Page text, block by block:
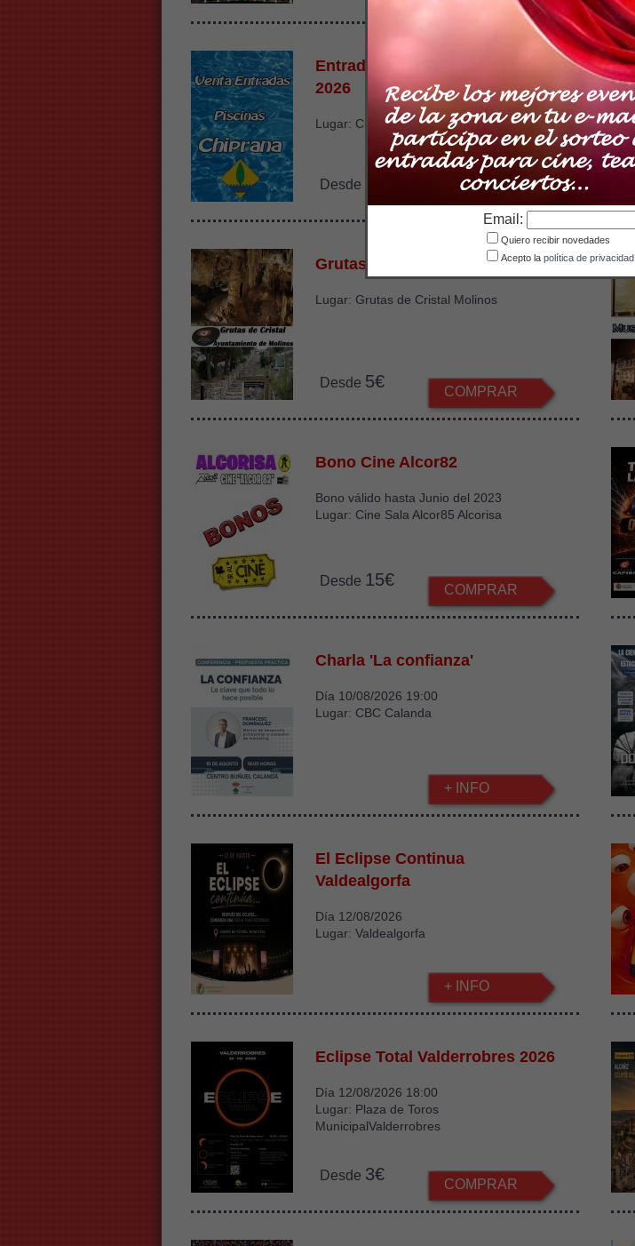
Email:
Quiero recibir novedades
Acepto la política de privacidad.
Entradas Piscinas Chiprana
2026
Lugar: Chiprana
Desde
COMPRAR
Grutas de Cristal 2025-2026
Lugar: Grutas de Cristal Molinos
Desde 5€
COMPRAR
Bono Cine Alcor82
Bono válido hasta Junio del 2023
Lugar: Cine Sala Alcor85 Alcorisa
Desde 15€
COMPRAR
Charla 'La confianza'
Día 10/08/2026 19:00
Lugar: CBC Calanda
+ INFO
El Eclipse Continua
Valdealgorfa
Día 12/08/2026
Lugar: Valdealgorfa
+ INFO
Eclipse Total Valderrobres 2026
Día 12/08/2026 18:00
Lugar: Plaza de Toros
MunicipalValderrobres
Desde 3€
COMPRAR